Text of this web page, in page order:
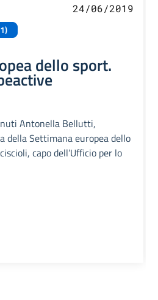
24/06/2019
dello sport.
Antonella Bellutti,
della Settimana europea dello
capo dell’Ufficio per lo